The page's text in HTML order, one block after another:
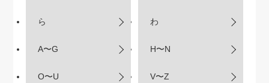
ら わ
A〜G H〜N
O〜U V〜Z